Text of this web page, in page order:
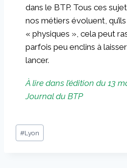
dans le BTP. Tous ces
nos métiers évoluent,
« physiques », cela peut
parfois peu enclins à
lancer.
À lire dans l’édition du 13
Journal du BTP
#Lyon